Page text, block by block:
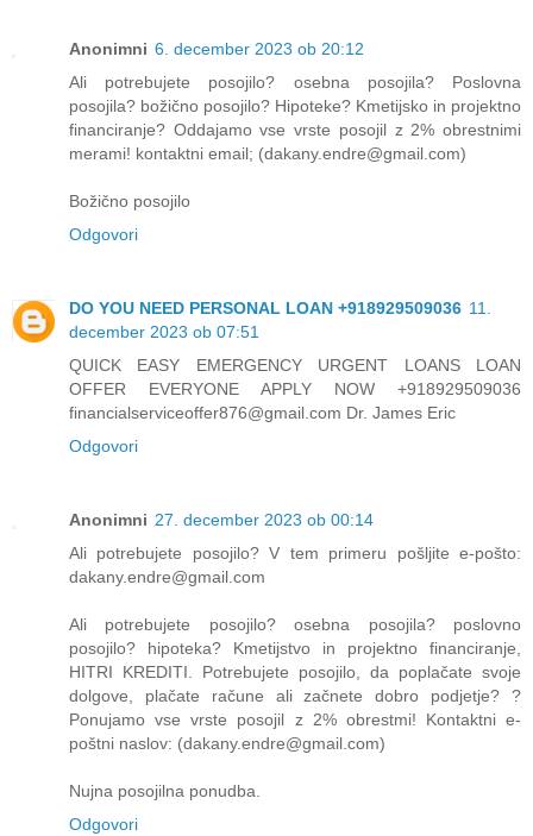
Anonimni 6. december 2023 ob 20:12
Ali potrebujete posojilo? osebna posojila? Poslovna
posojila? božično posojilo? Hipoteke? Kmetijsko in projektno
financiranje? Oddajamo vse vrste posojil z 2% obrestnimi
merami! kontaktni email; (dakany.endre@gmail.com)
Božično posojilo
Odgovori
DO YOU NEED PERSONAL LOAN +918929509036 11.
december 2023 ob 07:51
QUICK EASY EMERGENCY URGENT LOANS LOAN
OFFER EVERYONE APPLY NOW +918929509036
financialserviceoffer876@gmail.com Dr. James Eric
Odgovori
Anonimni 27. december 2023 ob 00:14
Ali potrebujete posojilo? V tem primeru pošljite e-pošto:
dakany.endre@gmail.com
Ali potrebujete posojilo? osebna posojila? poslovno
posojilo? hipoteka? Kmetijstvo in projektno financiranje,
HITRI KREDITI. Potrebujete posojilo, da poplačate svoje
dolgove, plačate račune ali začnete dobro podjetje? ?
Ponujamo vse vrste posojil z 2% obrestmi! Kontaktni e-
poštni naslov: (dakany.endre@gmail.com)
Nujna posojilna ponudba.
Odgovori